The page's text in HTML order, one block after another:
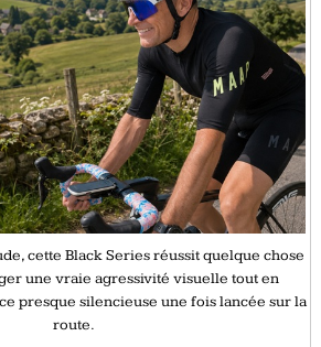
cette Black Series réussit quelque chose
une vraie agressivité visuelle tout en
presque silencieuse une fois lancée sur la
route.